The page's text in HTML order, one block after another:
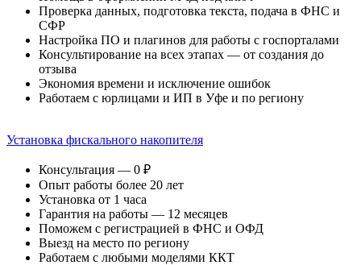
Проверка данных, подготовка текста, подача в ФНС и
СФР
Настройка ПО и плагинов для работы с госпорталами
Консультирование на всех этапах — от создания до
отзыва
Экономия времени и исключение ошибок
Работаем с юрлицами и ИП в Уфе и по региону
Установка фискального накопителя
Консультация — 0 ₽
Опыт работы более 20 лет
Установка от 1 часа
Гарантия на работы — 12 месяцев
Поможем с регистрацией в ФНС и ОФД
Выезд на место по региону
Работаем с любыми моделями ККТ